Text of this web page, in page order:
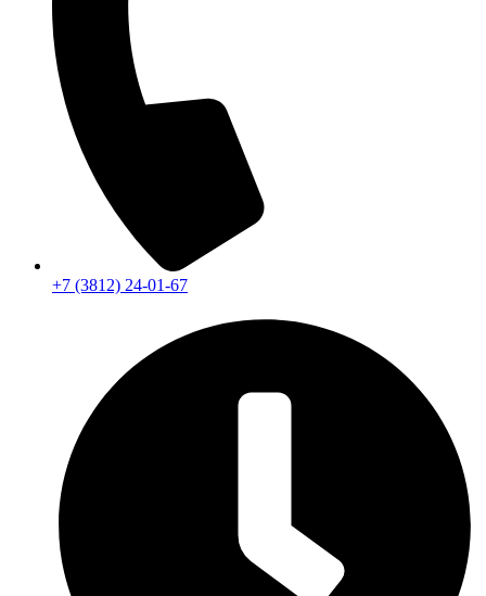
+7 (3812) 24-01-67